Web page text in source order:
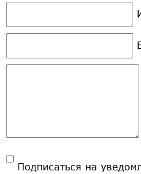
Подписаться на